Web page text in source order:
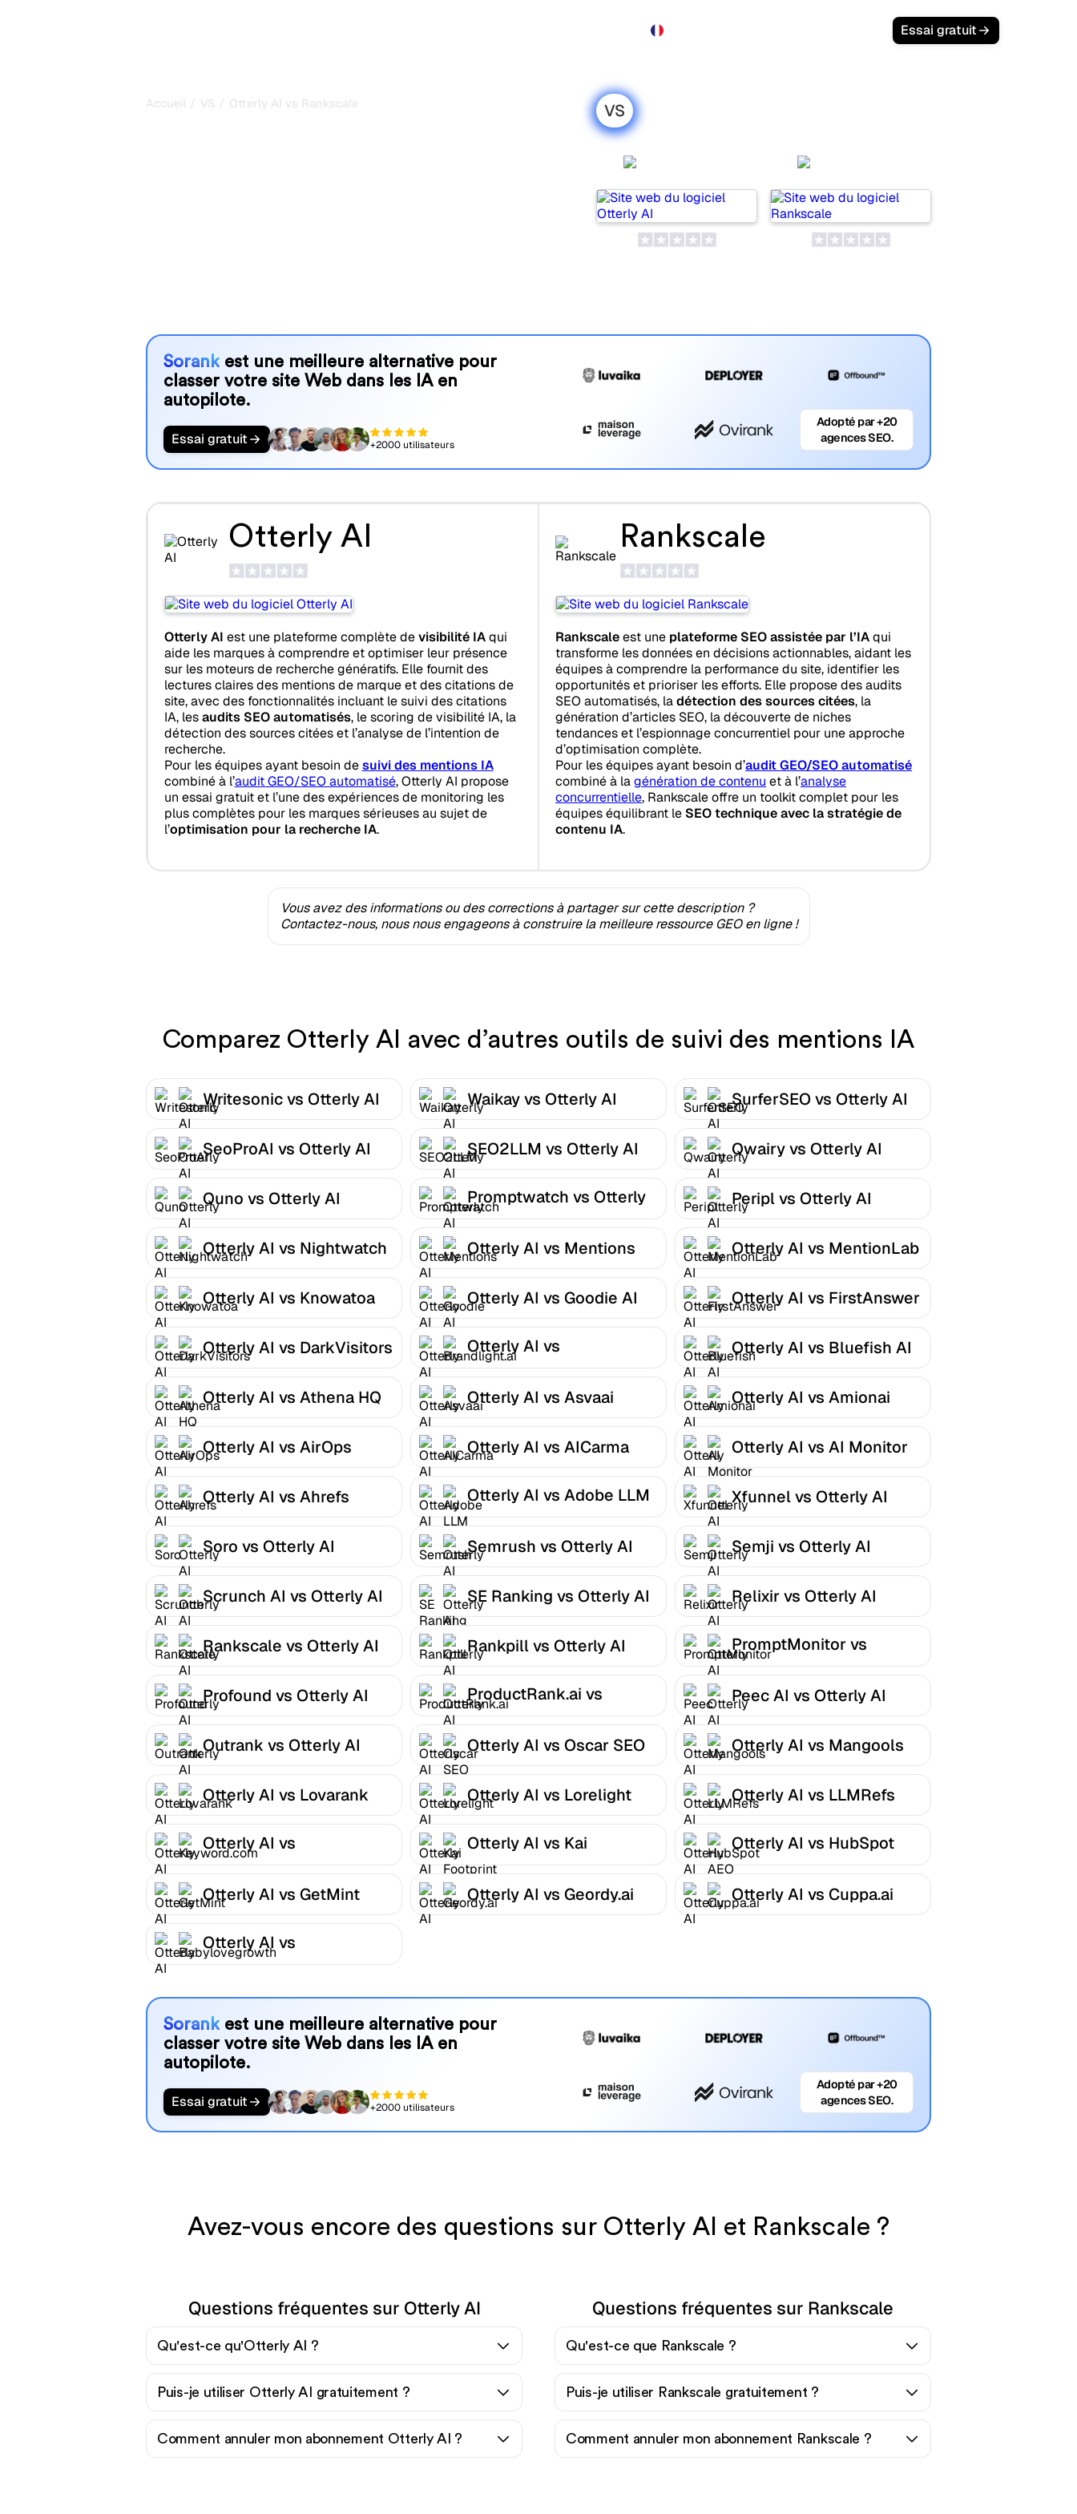
Essai gratuit
Accueil / VS / Otterly AI vs Rankscale VS
Sorankest une meilleure alternative pour
classer votre site Web dans les IA en
autopilote.
Essai gratuit +2000 utilisateurs
Adopté par +20
agences SEO.
Otterly AI
Otterly AI est une plateforme complète devisibilité IAqui
aide les marques à comprendre et optimiser leur présence
sur les moteurs de recherche génératifs. Elle fournit des
lectures claires des mentions de marque et des citations de
site, avec des fonctionnalités incluant le suivi des citations
IA, lesaudits SEO automatisés, le scoring de visibilité IA, la
détection des sources citées et l’analyse de l’intention de
recherche.
Pour les équipes ayant besoin desuivi des mentions IA
combiné à l’audit GEO/SEO automatisé, Otterly AI propose
un essai gratuit et l’une des expériences de monitoring les
plus complètes pour les marques sérieuses au sujet de
l’optimisation pour la recherche IA.
Rankscale
Rankscaleest une plateforme SEO assistée par l’IAqui
transforme les données en décisions actionnables, aidant les
équipes à comprendre la performance du site, identifier les
opportunités et prioriser les efforts. Elle propose des audits
SEO automatisés, ladétection des sources citées, la
génération d’articles SEO, la découverte de niches
tendances et l’espionnage concurrentiel pour une approche
d’optimisation complète.
Pour les équipes ayant besoin d’audit GEO/SEO automatisé
combiné à lagénération de contenu et à l’analyse
concurrentielle, Rankscale offre un toolkit complet pour les
équipes équilibrant le SEO technique avec la stratégie de
contenu IA.
Vous avez des informations ou des corrections à partager sur cette description ?
Contactez-nous, nous nous engageons à construire la meilleure ressource GEO en ligne !
Comparez Otterly AI avec d’autres outils de suivi des mentions IA
Writesonic vs Otterly AI Waikay vs Otterly AI SurferSEO vs Otterly AI
SeoProAI vs Otterly AI SEO2LLM vs Otterly AI Qwairy vs Otterly AI
Quno vs Otterly AI
Promptwatch vs Otterly
AI
Peripl vs Otterly AI
Otterly AI vs Nightwatch Otterly AI vs Mentions Otterly AI vs MentionLab
Otterly AI vs Knowatoa Otterly AI vs Goodie AI Otterly AI vs FirstAnswer
Otterly AI vs DarkVisitors
Otterly AI vs
Brandlight.ai
Otterly AI vs Bluefish AI
Otterly AI vs Athena HQ Otterly AI vs Asvaai Otterly AI vs Amionai
Otterly AI vs AirOps Otterly AI vs AICarma Otterly AI vs AI Monitor
Otterly AI vs Ahrefs
Otterly AI vs Adobe LLM
Optimizer
Xfunnel vs Otterly AI
Soro vs Otterly AI Semrush vs Otterly AI Semji vs Otterly AI
Scrunch AI vs Otterly AI SE Ranking vs Otterly AI Relixir vs Otterly AI
Rankscale vs Otterly AI Rankpill vs Otterly AI
PromptMonitor vs
Otterly AI
Profound vs Otterly AI
ProductRank.ai vs
Otterly AI
Peec AI vs Otterly AI
Outrank vs Otterly AI Otterly AI vs Oscar SEO Otterly AI vs Mangools
Otterly AI vs Lovarank Otterly AI vs Lorelight Otterly AI vs LLMRefs
Otterly AI vs
Keyword.com
Otterly AI vs Kai
Footprint
Otterly AI vs HubSpot
AEO
Otterly AI vs GetMint
Otterly AI vs Geordy.ai Otterly AI vs Cuppa.ai
Otterly AI vs
Babylovegrowth
Sorankest une meilleure alternative pour
classer votre site Web dans les IA en
autopilote.
Essai gratuit +2000 utilisateurs
Adopté par +20
agences SEO.
Avez-vous encore des questions sur Otterly AI et Rankscale ?
Questions fréquentes sur Otterly AI
Qu'est-ce qu'Otterly AI ?
Puis-je utiliser Otterly AI gratuitement ?
Comment annuler mon abonnement Otterly AI ?
Questions fréquentes sur Rankscale
Qu'est-ce que Rankscale ?
Puis-je utiliser Rankscale gratuitement ?
Comment annuler mon abonnement Rankscale ?